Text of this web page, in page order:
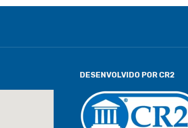
DESENVOLVIDO POR CR2